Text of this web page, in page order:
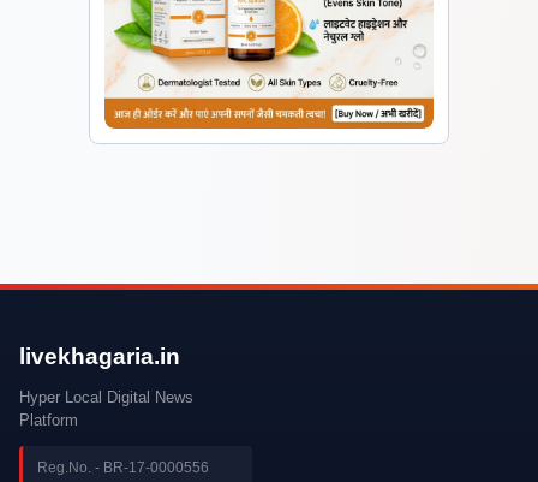
livekhagaria.in
Hyper Local Digital News
Platform
Reg.No. - BR-17-0000556